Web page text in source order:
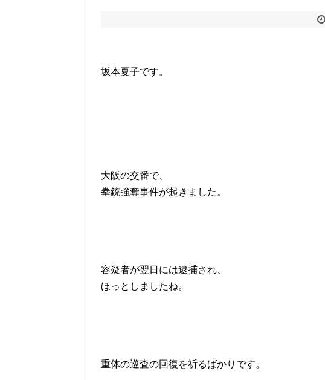
坂本夏子です。
大阪の交番で、
拳銃強奪事件が起きました。
容疑者が翌日には逮捕され、
ほっとしましたね。
重体の巡査の回復を祈るばかりです。